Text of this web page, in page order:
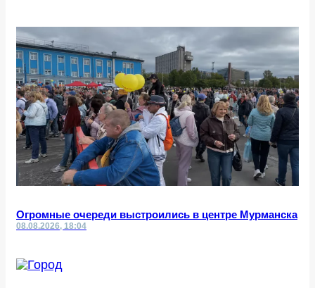
Огромные очереди выстроились в центре Мурманска
08.08.2026, 18:04